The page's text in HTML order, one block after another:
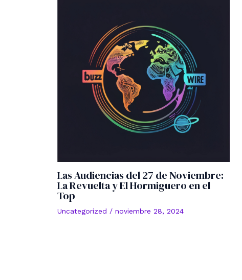
Las Audiencias del 27 de Noviembre:
La Revuelta y El Hormiguero en el
Top
Uncategorized / noviembre 28, 2024